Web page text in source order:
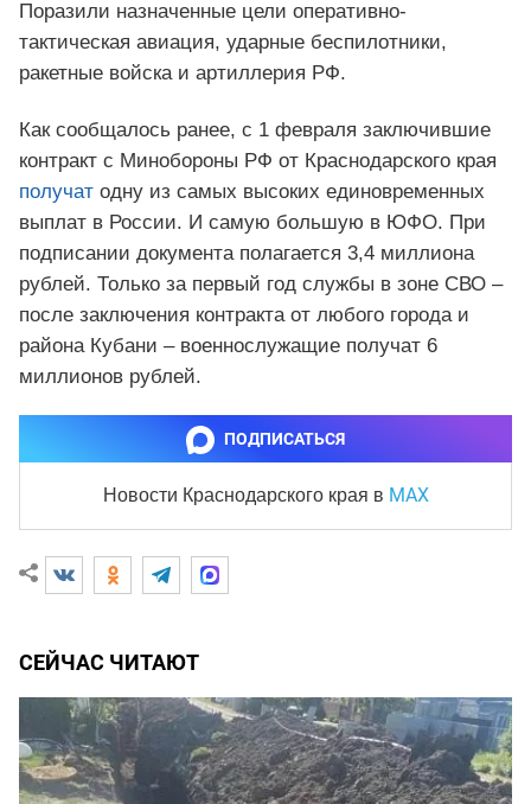
Поразили назначенные цели оперативно-
тактическая авиация, ударные беспилотники,
ракетные войска и артиллерия РФ.
Как сообщалось ранее, с 1 февраля заключившие
контракт с Минобороны РФ от Краснодарского края
получат одну из самых высоких единовременных
выплат в России. И самую большую в ЮФО. При
подписании документа полагается 3,4 миллиона
рублей. Только за первый год службы в зоне СВО –
после заключения контракта от любого города и
района Кубани – военнослужащие получат 6
миллионов рублей.
ПОДПИСАТЬСЯ
Новости Краснодарского края в MAX
СЕЙЧАС ЧИТАЮТ